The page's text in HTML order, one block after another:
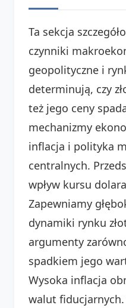
Ta sekcja
czynniki
geopolityczne i
determinują, czy
też jego ceny
mechanizmy
inflacja i polityka
centralnych.
wpływ kursu
Zapewniamy
dynamiki rynku
argumenty
spadkiem jego
Wysoka inflacja
walut